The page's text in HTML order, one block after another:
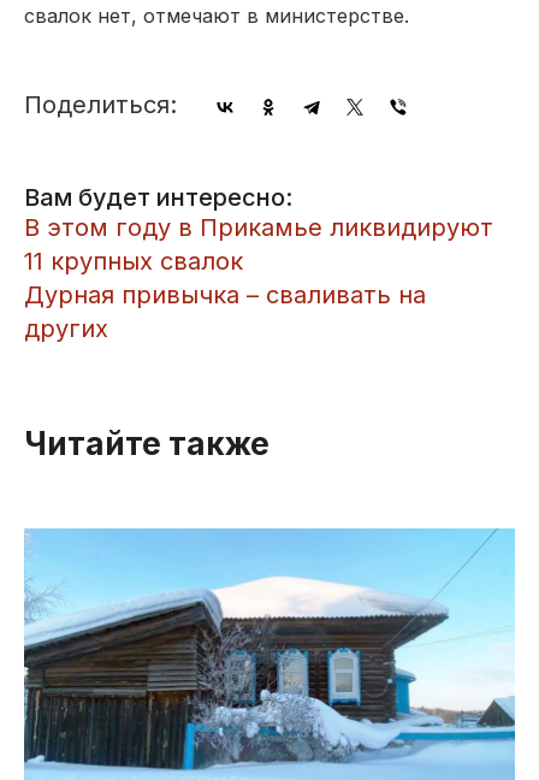
свалок нет, отмечают в министерстве.
Поделиться:
Вам будет интересно:
В этом году в Прикамье ликвидируют
11 крупных свалок
Дурная привычка – сваливать на
других
Читайте также